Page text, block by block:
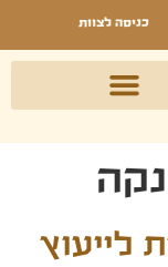
כניסה לצוות
לייעוץ